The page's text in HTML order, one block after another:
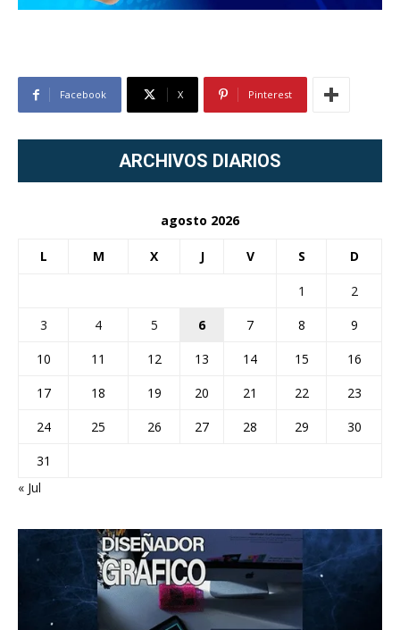
Facebook X Pinterest
ARCHIVOS DIARIOS
agosto 2026
L M X J V S D
1
2
3
4 5 6 7 8
9
10
11 12 13 14 15
16
17
18 19 20 21 22
23
24
25 26 27 28 29
30
31
« Jul